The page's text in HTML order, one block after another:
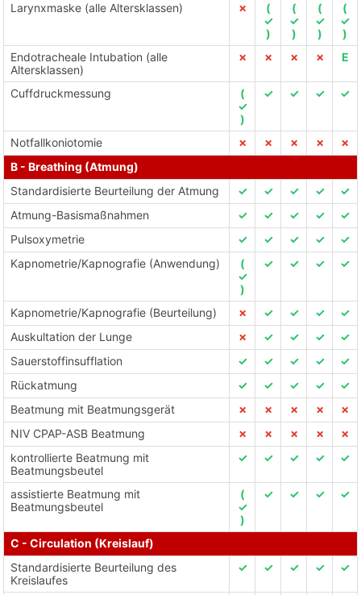
Larynxmaske (alle Altersklassen)
✗
(
✓
)
(
✓
)
(
✓
)
(
✓
)
Endotracheale Intubation (alle
Altersklassen)
✗ ✗ ✗ ✗ E
Cuffdruckmessung
(
✓
)
✓ ✓ ✓ ✓
Notfallkoniotomie ✗ ✗ ✗ ✗
✗
B - Breathing (Atmung)
Standardisierte Beurteilung der Atmung
✓ ✓ ✓ ✓
✓
Atmung-Basismaßnahmen
✓ ✓ ✓ ✓
✓
Pulsoxymetrie
✓ ✓ ✓ ✓
✓
Kapnometrie/Kapnografie (Anwendung)
(
✓
)
✓ ✓ ✓ ✓
Kapnometrie/Kapnografie (Beurteilung) ✗ ✓ ✓ ✓
✓
Auskultation der Lunge
✗ ✓ ✓ ✓
✓
Sauerstoffinsufflation
✓ ✓ ✓ ✓
✓
Rückatmung
✓ ✓ ✓ ✓
✓
Beatmung mit Beatmungsgerät
✗ ✗ ✗ ✗
✗
NIV CPAP-ASB Beatmung
✗ ✗ ✗ ✗
✗
kontrollierte Beatmung mit
Beatmungsbeutel
✓ ✓ ✓ ✓ ✓
assistierte Beatmung mit
Beatmungsbeutel
(
✓
)
✓ ✓ ✓ ✓
C - Circulation (Kreislauf)
Standardisierte Beurteilung des
Kreislaufes
✓ ✓ ✓ ✓ ✓